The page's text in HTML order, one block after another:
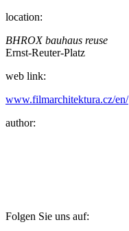
location:
BHROX bauhaus reuse
Ernst-Reuter-Platz
web link:
www.filmarchitektura.cz/en/
author:
Folgen Sie uns auf: